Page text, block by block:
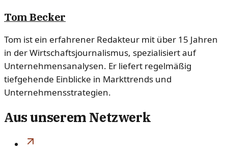
Tom Becker
Tom ist ein erfahrener Redakteur mit über 15 Jahren
in der Wirtschaftsjournalismus, spezialisiert auf
Unternehmensanalysen. Er liefert regelmäßig
tiefgehende Einblicke in Markttrends und
Unternehmensstrategien.
Aus unserem Netzwerk